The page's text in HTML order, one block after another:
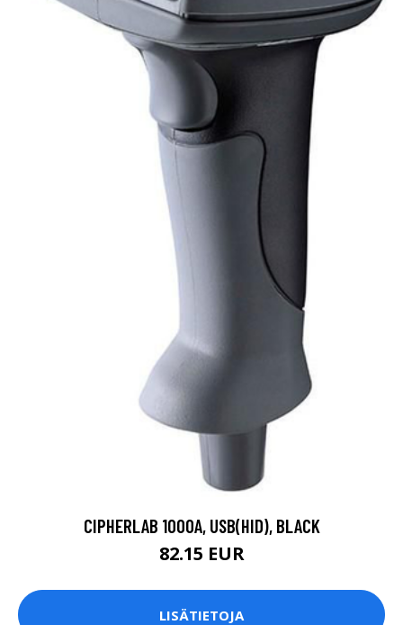
CIPHERLAB 1000A, USB(HID), BLACK
82.15 EUR
LISÄTIETOJA